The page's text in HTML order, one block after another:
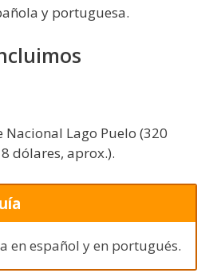
y portuguesa.
Lago Puelo (320
dólares, aprox.).
en español y en portugués.